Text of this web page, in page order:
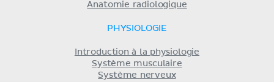
Anatomie radiologique
PHYSIOLOGIE
Introduction à la physiologie
Système musculaire
Système nerveux